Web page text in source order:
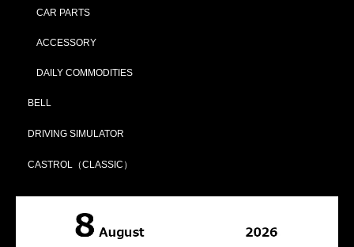
CAR PARTS
ACCESSORY
DAILY COMMODITIES
BELL
DRIVING SIMULATOR
CASTROL（CLASSIC）